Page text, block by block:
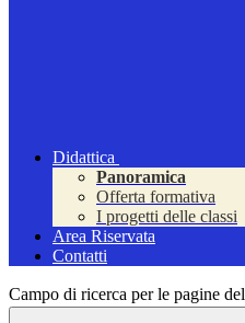
Didattica
Panoramica
Offerta formativa
I progetti delle classi
Area Riservata
Contatti
Campo di ricerca per le pagine